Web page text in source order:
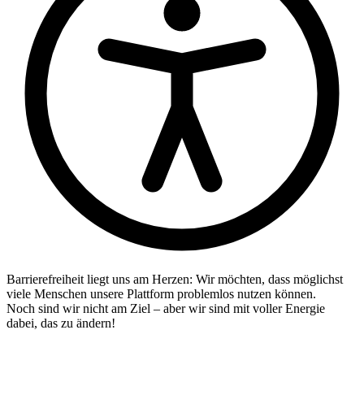
Barrierefreiheit liegt uns am Herzen: Wir möchten, dass möglichst
viele Menschen unsere Plattform problemlos nutzen können.
Noch sind wir nicht am Ziel – aber wir sind mit voller Energie
dabei, das zu ändern!